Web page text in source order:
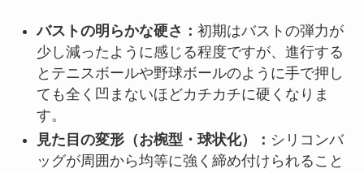
バストの明らかな硬さ： 初期はバストの弾力が
少し減ったように感じる程度ですが、進行する
とテニスボールや野球ボールのように手で押し
ても全く凹まないほどカチカチに硬くなりま
す。
見た目の変形（お椀型・球状化）： シリコンバ
ッグが周囲から均等に強く締め付けられること